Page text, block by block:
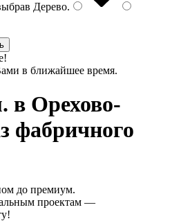
Дерево.
в ближайшее время.
в Орехово-
фабричного
до премиум.
проектам —